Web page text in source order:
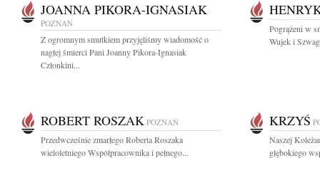
JOANNA PIKORA-IGNASIAK
POZNAŃ
Z ogromnym smutkiem przyjęliśmy wiadomość o
nagłej śmierci Pani Joanny Pikora-Ignasiak
Członkini...
Pogrążeni w
Wujek i
ROBERT ROSZAK POZNAŃ
Przedwcześnie zmarłego Roberta Roszaka
wieloletniego Współpracownika i pełnego...
KRZYŚ
Naszej
głębokiego